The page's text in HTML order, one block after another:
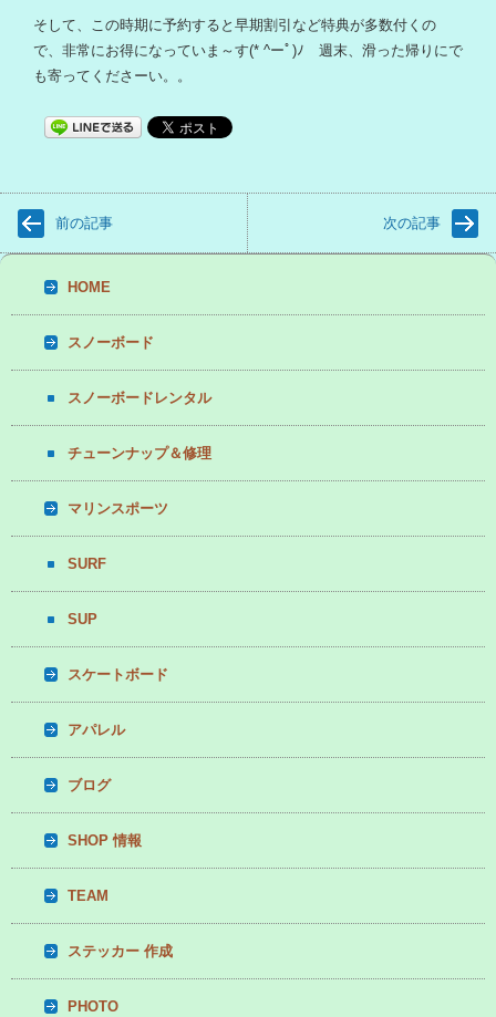
そして、この時期に予約すると早期割引など特典が多数付くの
で、非常にお得になっていま～す(* ^ーﾟ)ﾉ 週末、滑った帰りにで
も寄ってくださーい。。
前の記事 次の記事
HOME
スノーボード
スノーボードレンタル
チューンナップ＆修理
マリンスポーツ
SURF
SUP
スケートボード
アパレル
ブログ
SHOP 情報
TEAM
ステッカー 作成
PHOTO